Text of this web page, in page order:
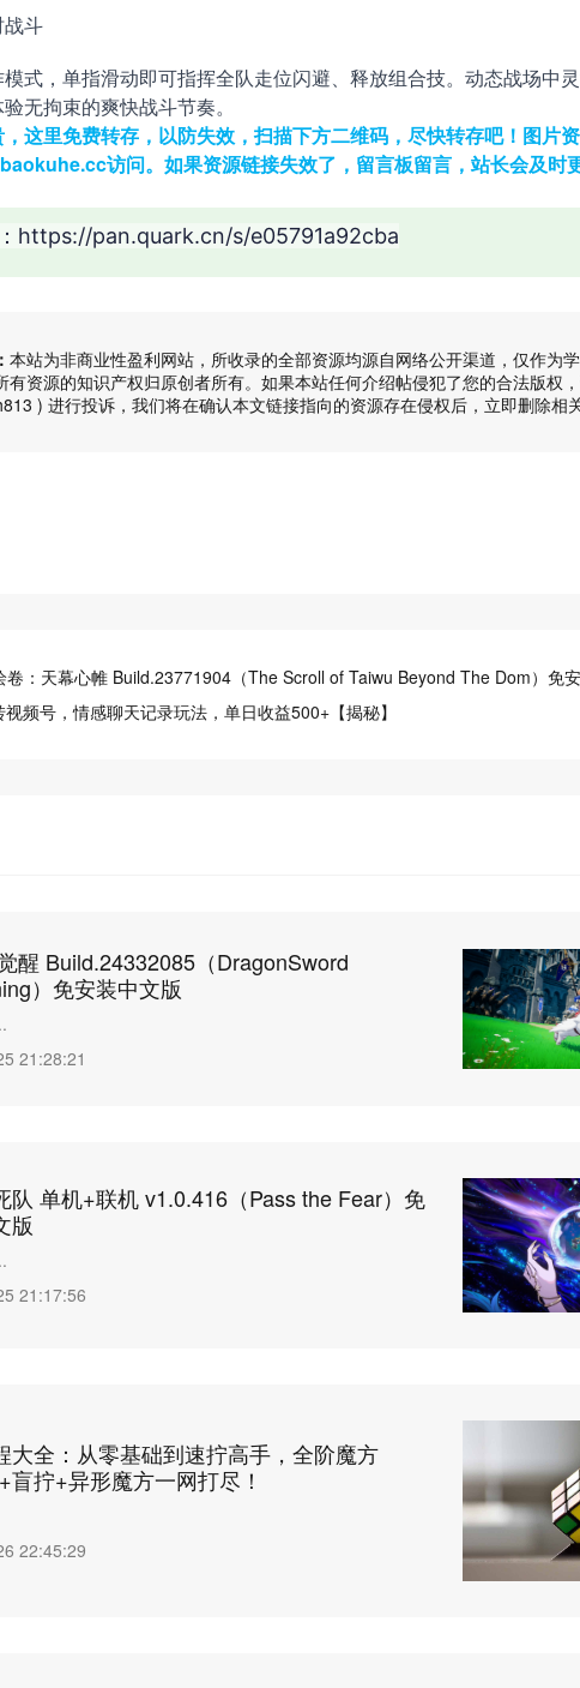
斗
式，单指滑动即可指挥全队走位闪避、释放组合技。动态战场中
无拘束的爽快战斗节奏。
这里免费转存，以防失效，扫描下方二维码，尽快转存吧！图片
访问。如果资源链接失效了，留言板留言，站长会及时
https://pan.quark.cn/s/e05791a92cba
本站为非商业性盈利网站，所收录的全部资源均源自网络公开渠道，仅作为
有资源的知识产权归原创者所有。如果本站任何介绍帖侵犯了您的合法版权
) 进行投诉，我们将在确认本文链接指向的资源存在侵权后，立即删除相
卷：天幕心帷 Build.23771904（The Scroll of Taiwu Beyond The Dom）免
视频号，情感聊天记录玩法，单日收益500+【揭秘】
醒 Build.24332085（DragonSword
）免安装中文版
21:28:21
队 单机+联机 v1.0.416（Pass the Fear）免
版
21:17:56
大全：从零基础到速拧高手，全阶魔方
盲拧+异形魔方一网打尽！
22:45:29